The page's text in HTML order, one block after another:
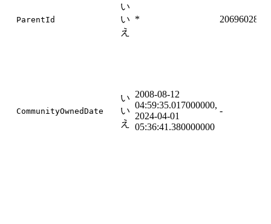
ParentId
い
い
え
* 20696028
CommunityOwnedDate
い
い
え
2008-08-12
04:59:35.017000000,
2024-04-01
05:36:41.380000000
-